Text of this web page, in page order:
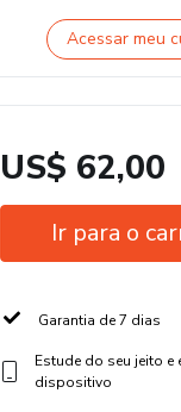
Acessar meu
US$ 62,00
Ir para o
Garantia de 7 dias
Estude do seu jeito e
dispositivo